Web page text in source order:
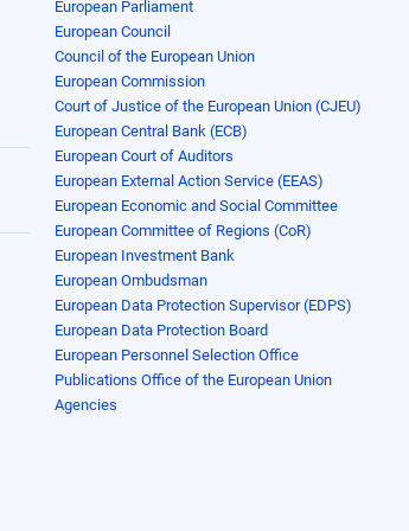
European Parliament
European Council
Council of the European Union
European Commission
Court of Justice of the European Union (CJEU)
European Central Bank (ECB)
European Court of Auditors
European External Action Service (EEAS)
European Economic and Social Committee
European Committee of Regions (CoR)
European Investment Bank
European Ombudsman
European Data Protection Supervisor (EDPS)
European Data Protection Board
European Personnel Selection Office
Publications Office of the European Union
Agencies